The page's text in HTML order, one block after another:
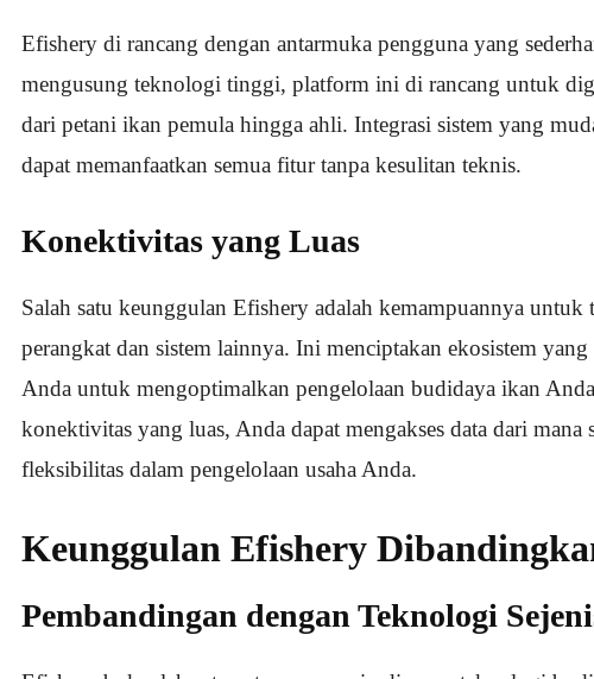
Efishery di rancang dengan antarmuka pengguna yang
mengusung teknologi tinggi, platform ini di rancang untuk
dari petani ikan pemula hingga ahli. Integrasi sistem yang
dapat memanfaatkan semua fitur tanpa kesulitan teknis.
Konektivitas yang Luas
Salah satu keunggulan Efishery adalah kemampuannya untuk
perangkat dan sistem lainnya. Ini menciptakan ekosistem
Anda untuk mengoptimalkan pengelolaan budidaya ikan
konektivitas yang luas, Anda dapat mengakses data dari mana
fleksibilitas dalam pengelolaan usaha Anda.
Keunggulan Efishery
Pembandingan dengan Teknologi